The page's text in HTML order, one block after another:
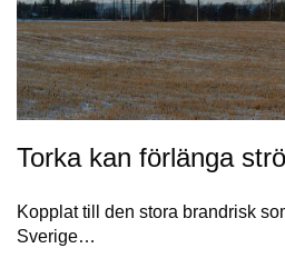
Torka kan förlänga
Kopplat till den stora brandrisk
Sverige…